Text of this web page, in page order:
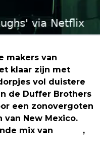
makers van
klaar zijn met
vol duistere
de Duffer Brothers
een zonovergoten
New Mexico.
mix van
,